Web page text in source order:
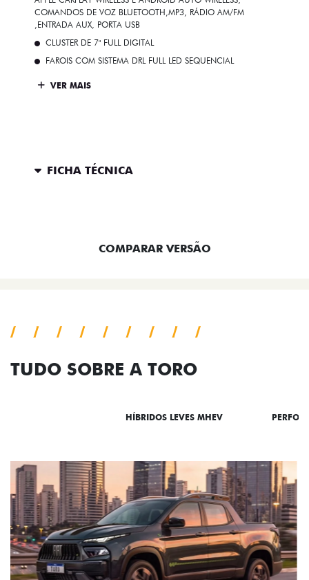
COMANDOS DE VOZ BLUETOOTH,MP3, RÁDIO AM/FM
,ENTRADA AUX, PORTA USB
CLUSTER DE 7" FULL DIGITAL
FAROIS COM SISTEMA DRL FULL LED SEQUENCIAL
VER MAIS
FICHA TÉCNICA
COMPARAR VERSÃO
TUDO SOBRE A TORO
HÍBRIDOS LEVES MHEV